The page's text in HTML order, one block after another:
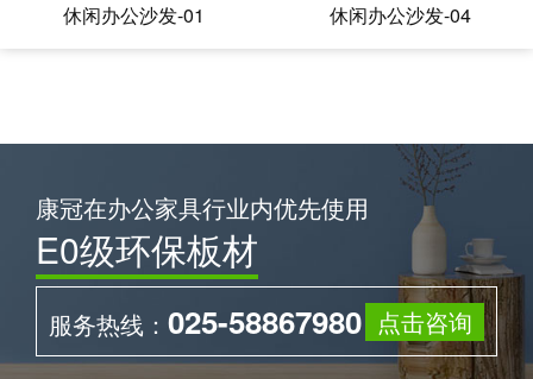
休闲办公沙发-01 休闲办公沙发-04
康冠在办公家具行业内优先使用
E0级环保板材
服务热线： 025-58867980 点击咨询